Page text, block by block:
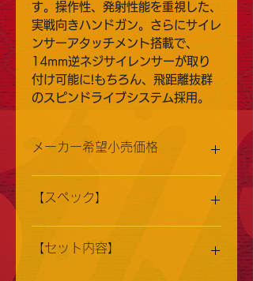
す。操作性、発射性能を重視した、
実戦向きハンドガン。さらにサイレ
ンサーアタッチメント搭載で、
14mm逆ネジサイレンサーが取り
付け可能に!もちろん、飛距離抜群
のスピンドライブシステム採用。
メーカー希望小売価格
【スペック】
・全長／220mm
【セット内容】